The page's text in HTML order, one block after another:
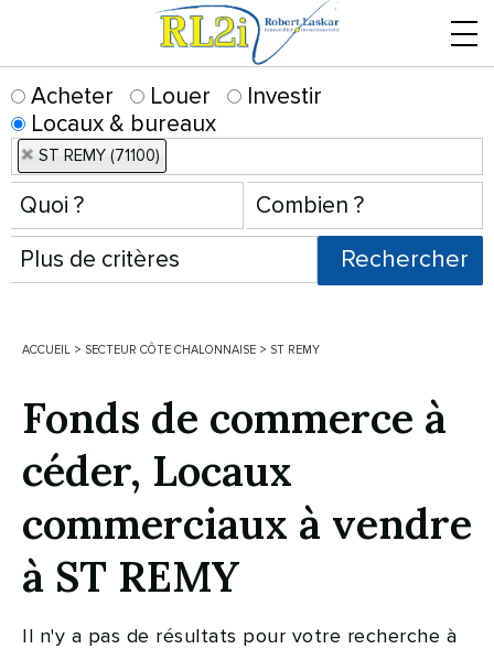
Acheter Louer
Investir
Locaux & bureaux
ST REMY (71100)
ACCUEIL > SECTEUR CÔTE CHALONNAISE > ST REMY
Fonds de commerce à
céder, Locaux
commerciaux à vendre
à ST REMY
Il n'y a pas de résultats pour votre recherche à